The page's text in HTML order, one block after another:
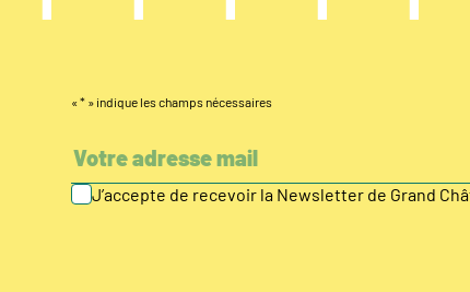
« * » indique les champs nécessaires
J’accepte de recevoir la Newsletter de Grand